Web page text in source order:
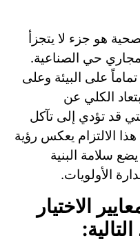
هو جزء لا يتجزأ
حي الصناعية.
على البيئة وعلى
الكلي عن
قد تؤدي إلى تآكل
الالتزام يعكس رؤية
سلامة البنية
الأولويات.
الاختيار